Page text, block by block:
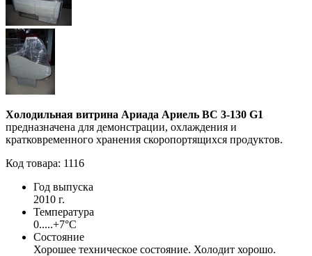
Холодильная витрина Ариада Ариель ВС 3-130 G1
предназначена для демонстрации, охлаждения и
кратковременного хранения скоропортящихся продуктов.
Код товара: 1116
Год выпуска
2010 г.
Температура
0.....+7°С
Состояние
Хорошее техническое состояние. Холодит хорошо.